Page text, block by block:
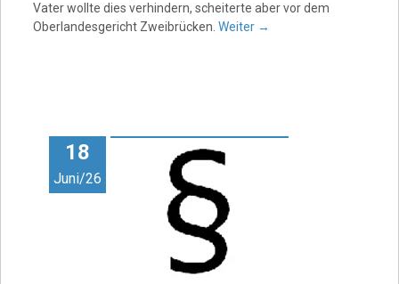
Vater wollte dies verhindern, scheiterte aber vor dem
Oberlandesgericht Zweibrücken. Weiter →
18
Juni/26